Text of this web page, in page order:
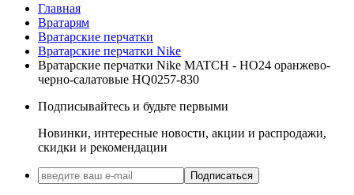
Главная
Вратарям
Вратарские перчатки
Вратарские перчатки Nike
Вратарские перчатки Nike MATCH - HO24 оранжево-
черно-салатовые HQ0257-830
Подписывайтесь и будьте первыми
Новинки, интересные новости, акции и распродажи,
скидки и рекомендации
Подписаться